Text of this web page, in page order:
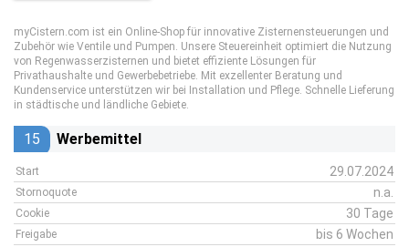
myCistern.com ist ein Online-Shop für innovative Zisternensteuerungen und
Zubehör wie Ventile und Pumpen. Unsere Steuereinheit optimiert die Nutzung
von Regenwasserzisternen und bietet effiziente Lösungen für
Privathaushalte und Gewerbebetriebe. Mit exzellenter Beratung und
Kundenservice unterstützen wir bei Installation und Pflege. Schnelle Lieferung
in städtische und ländliche Gebiete.
15 Werbemittel
Start 29.07.2024
Stornoquote n.a.
Cookie 30 Tage
Freigabe bis 6 Wochen